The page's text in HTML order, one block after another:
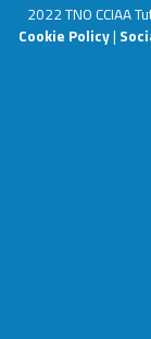
2022 TNO CCIAA
Cookie Policy|